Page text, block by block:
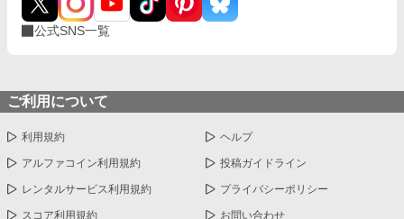
公式SNS一覧
ご利用について
利用規約 ヘルプ
アルファコイン利用規約 投稿ガイドライン
レンタルサービス利用規約 プライバシーポリシー
スコア利用規約 お問い合わせ